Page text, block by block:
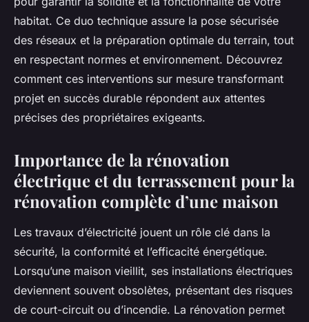
Vaugines
Inaya•9 septembre 2025•6 min de lecture
habitat. Ce duo technique assure la pose sécurisée
des réseaux et la préparation optimale du terrain, tout
en respectant normes et environnement. Découvrez
comment ces interventions sur mesure transformant
projet en succès durable répondent aux attentes
précises des propriétaires exigeants.
Importance de la rénovation
électrique et du terrassement pour la
rénovation complète d’une maison
Les travaux d’électricité jouent un rôle clé dans la
sécurité, la conformité et l’efficacité énergétique.
Lorsqu’une maison vieillit, ses installations électriques
deviennent souvent obsolètes, présentant des risques
de court-circuit ou d’incendie. La rénovation permet